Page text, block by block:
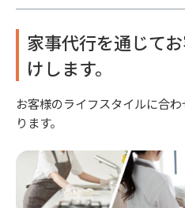
家事代行を通じて
けします。
お客様のライフスタイルに合
ります。